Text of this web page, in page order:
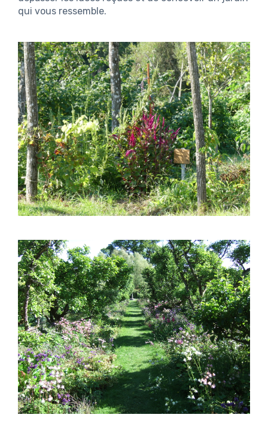
qui vous ressemble.